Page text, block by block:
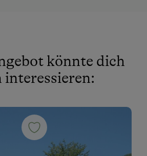
könnte dich
interessieren: